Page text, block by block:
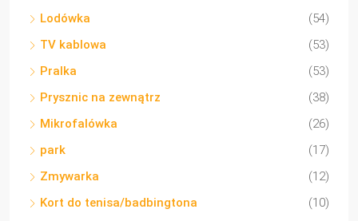
Lodówka
(54)
TV kablowa
(53)
Pralka
(53)
Prysznic na zewnątrz
(38)
Mikrofalówka
(26)
park
(17)
Zmywarka
(12)
Kort do tenisa/badbingtona
(10)